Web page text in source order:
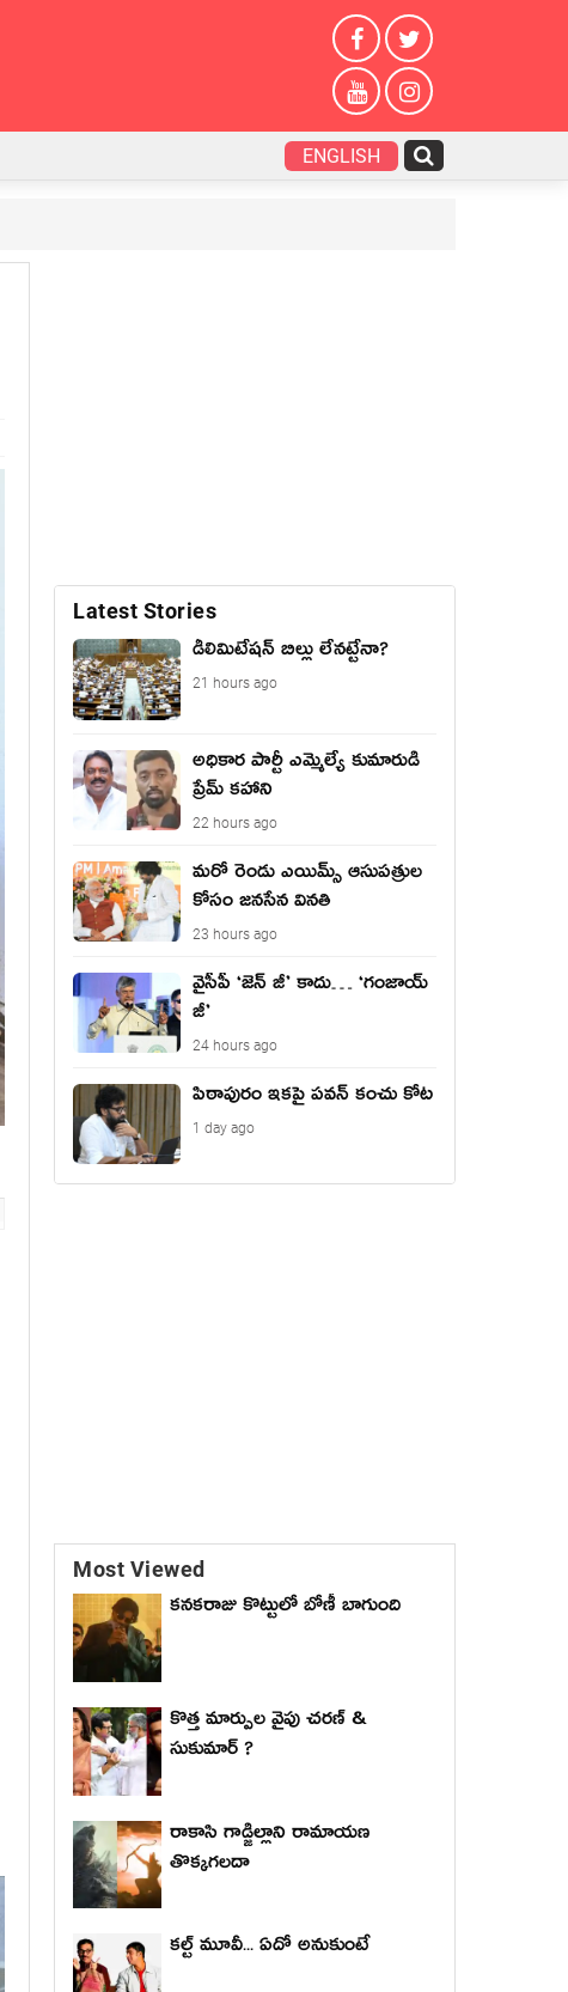
ENGLISH
Latest Stories
డీలిమిటేషన్ బిల్లు లేన‌ట్టేనా?
21 hours ago
అధికార పార్టీ ఎమ్మెల్యే కుమారుడి
ప్రేమ్ కహాని
22 hours ago
మరో రెండు ఎయిమ్స్ ఆసుపత్రుల
కోసం జనసేన వినతి
23 hours ago
వైసీపీ ‘జెన్ జీ’ కాదు… ‘గంజాయ్
జీ’
24 hours ago
పిఠాపురం ఇకపై పవన్ కంచు కోట
1 day ago
Most Viewed
కనకరాజు కొట్టులో బోణీ బాగుంది
కొత్త మార్పుల వైపు చరణ్ &
సుకుమార్ ?
రాకాసి గాడ్జిల్లాని రామాయణ
తొక్కగలదా
కల్ట్ మూవీ... ఏదో అనుకుంటే